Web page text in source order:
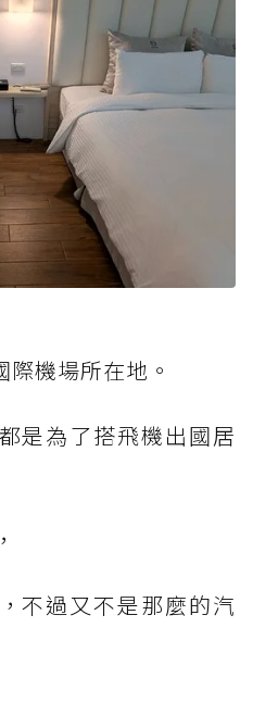
機場所在地。
是為了搭飛機出國居
，
不過又不是那麼的汽